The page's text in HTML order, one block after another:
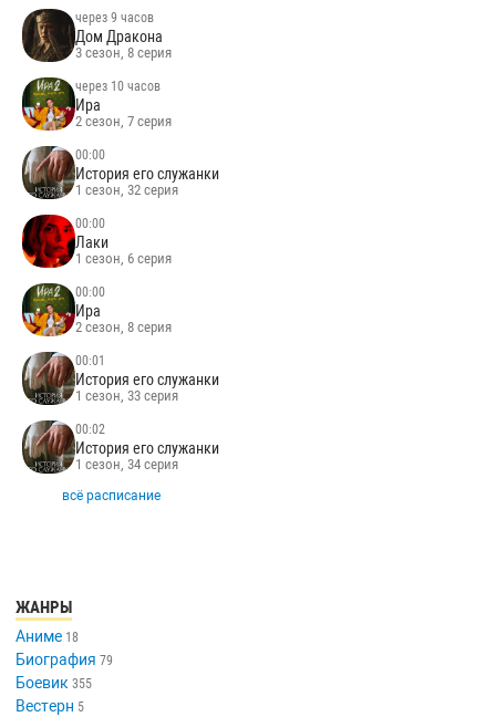
через 9 часов
Дом Дракона
3 сезон, 8 серия
через 10 часов
Ира
2 сезон, 7 серия
00:00
История его служанки
1 сезон, 32 серия
00:00
Лаки
1 сезон, 6 серия
00:00
Ира
2 сезон, 8 серия
00:01
История его служанки
1 сезон, 33 серия
00:02
История его служанки
1 сезон, 34 серия
всё расписание
ЖАНРЫ
Аниме 18
Биография 79
Боевик 355
Вестерн 5